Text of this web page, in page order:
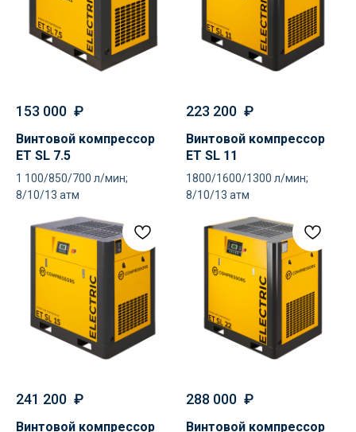
153 000 ₽
Винтовой компрессор
ET SL 7.5
1 100/850/700 л/мин;
8/10/13 атм
223 200 ₽
Винтовой компрессор
ET SL 11
1800/1600/1300 л/мин;
8/10/13 атм
241 200 ₽
Винтовой компрессор
288 000 ₽
Винтовой компрессор